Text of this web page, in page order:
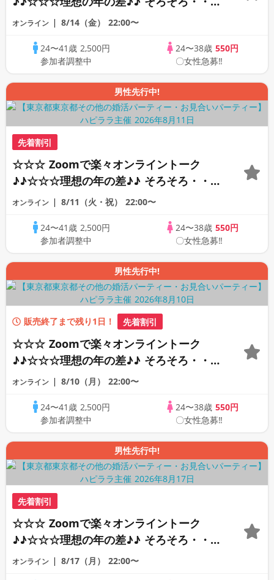
素敵な恋人見つけたい♪ ♪☆カジュアルな
行あり♪♪
オンライン 8/14（金） 22:00〜
24〜41歳 2,500円
参加者調整中
24〜38歳 550円
〇女性急募‼
男性先行中!
先着割引
☆☆☆ Zoomで楽々オンライントーク
♪♪☆☆☆理想の年の差♪♪ そろそろ・・・
素敵な恋人見つけたい♪ ♪☆カジュアルな
行あり♪♪
オンライン 8/11（火・祝） 22:00〜
24〜41歳 2,500円
参加者調整中
24〜38歳 550円
〇女性急募‼
男性先行中!
販売終了まで残り1日！ 先着割引
☆☆☆ Zoomで楽々オンライントーク
♪♪☆☆☆理想の年の差♪♪ そろそろ・・・
素敵な恋人見つけたい♪ ♪☆カジュアルな
行あり♪♪
オンライン 8/10（月） 22:00〜
24〜41歳 2,500円
参加者調整中
24〜38歳 550円
〇女性急募‼
男性先行中!
先着割引
☆☆☆ Zoomで楽々オンライントーク
♪♪☆☆☆理想の年の差♪♪ そろそろ・・・
素敵な恋人見つけたい♪ ♪☆カジュアルな
オンライン 8/17（月） 22:00〜